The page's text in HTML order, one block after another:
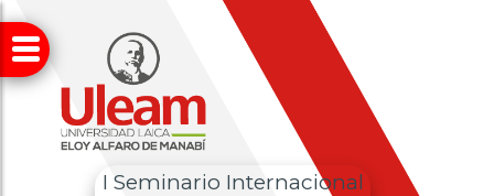
I Seminario Internacional